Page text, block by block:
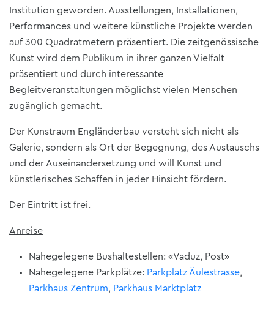
Institution geworden. Ausstellungen, Installationen,
Performances und weitere künstliche Projekte werden
auf 300 Quadratmetern präsentiert. Die zeitgenössische
Kunst wird dem Publikum in ihrer ganzen Vielfalt
präsentiert und durch interessante
Begleitveranstaltungen möglichst vielen Menschen
zugänglich gemacht.
Der Kunstraum Engländerbau versteht sich nicht als
Galerie, sondern als Ort der Begegnung, des Austauschs
und der Auseinandersetzung und will Kunst und
künstlerisches Schaffen in jeder Hinsicht fördern.
Der Eintritt ist frei.
Anreise
Nahegelegene Bushaltestellen: «Vaduz, Post»
Nahegelegene Parkplätze: Parkplatz Äulestrasse,
Parkhaus Zentrum, Parkhaus Marktplatz